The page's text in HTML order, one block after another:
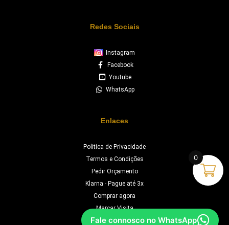
Redes Sociais
Instagram
Facebook
Youtube
WhatsApp
Enlaces
Politica de Privacidade
Termos e Condições
Pedir Orçamento
Klarna - Pague até 3x
Comprar agora
Marcar Visita
Chave na Mão
Fale connosco no WhatsApp
0